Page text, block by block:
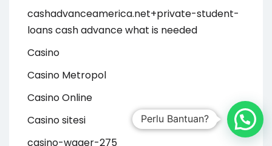
cashadvanceamerica.net+private-student-
loans cash advance what is needed
Casino
Casino Metropol
Casino Online
Casino sitesi
casino-wager-275
Perlu Bantuan?